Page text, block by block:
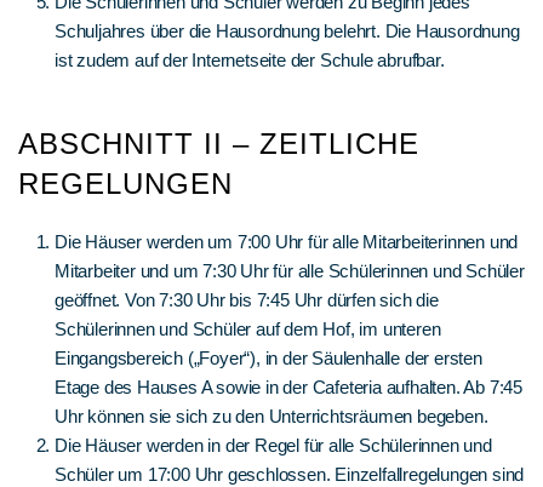
Schuljahres über die Hausordnung belehrt. Die Hausordnung
ist zudem auf der Internetseite der Schule abrufbar.
ABSCHNITT II – ZEITLICHE
REGELUNGEN
Die Häuser werden um 7:00 Uhr für alle Mitarbeiterinnen und
Mitarbeiter und um 7:30 Uhr für alle Schülerinnen und Schüler
geöffnet. Von 7:30 Uhr bis 7:45 Uhr dürfen sich die
Schülerinnen und Schüler auf dem Hof, im unteren
Eingangsbereich („Foyer“), in der Säulenhalle der ersten
Etage des Hauses A sowie in der Cafeteria aufhalten. Ab 7:45
Uhr können sie sich zu den Unterrichtsräumen begeben.
Die Häuser werden in der Regel für alle Schülerinnen und
Schüler um 17:00 Uhr geschlossen. Einzelfallregelungen sind